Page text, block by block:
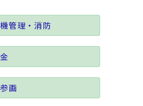
管理・消防
画